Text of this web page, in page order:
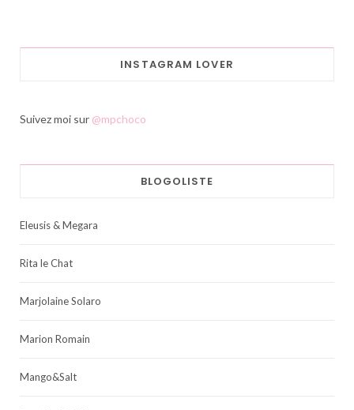
INSTAGRAM LOVER
Suivez moi sur @mpchoco
BLOGOLISTE
Eleusis & Megara
Rita le Chat
Marjolaine Solaro
Marion Romain
Mango&Salt